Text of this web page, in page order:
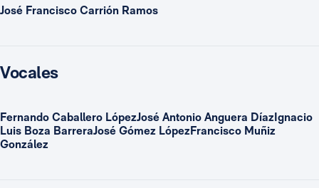
José Francisco Carrión Ramos
Vocales
Fernando Caballero LópezJosé Antonio Anguera DíazIgnacio
Luis Boza BarreraJosé Gómez LópezFrancisco Muñiz
González